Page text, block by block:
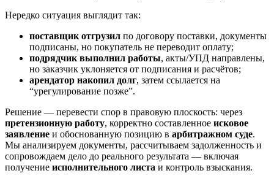
Нередко ситуация выглядит так:
поставщик отгрузил по договору поставки, документы
подписаны, но покупатель не переводит оплату;
подрядчик выполнил работы, акты/УПД направлены,
но заказчик уклоняется от подписания и расчётов;
арендатор накопил долг, затем ссылается на
“урегулирование позже”.
Решение — перевести спор в правовую плоскость: через
претензионную работу, корректно составленное исковое
заявление и обоснованную позицию в арбитражном суде.
Мы анализируем документы, рассчитываем задолженность и
сопровождаем дело до реального результата — включая
получение исполнительного листа и контроль взыскания.